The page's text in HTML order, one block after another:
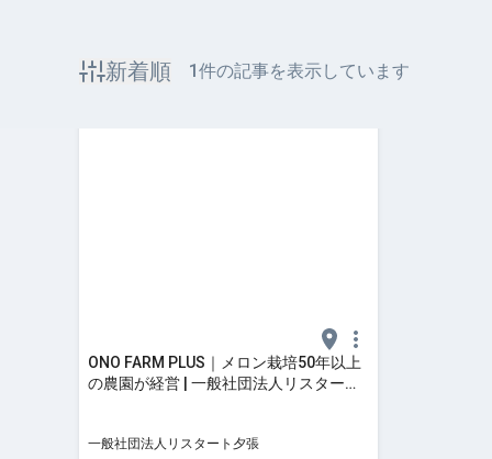
新着順 1件の記事を表示しています
ONO FARM PLUS｜メロン栽培50年以上
の農園が経営 | 一般社団法人リスタート
一般社団法人リスタート夕張